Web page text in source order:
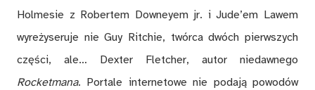
Holmesie z Robertem Downeyem jr. i Jude’em Lawem
wyreżyseruje nie Guy Ritchie, twórca dwóch pierwszych
części, ale… Dexter Fletcher, autor niedawnego
Rocketmana. Portale internetowe nie podają powodów